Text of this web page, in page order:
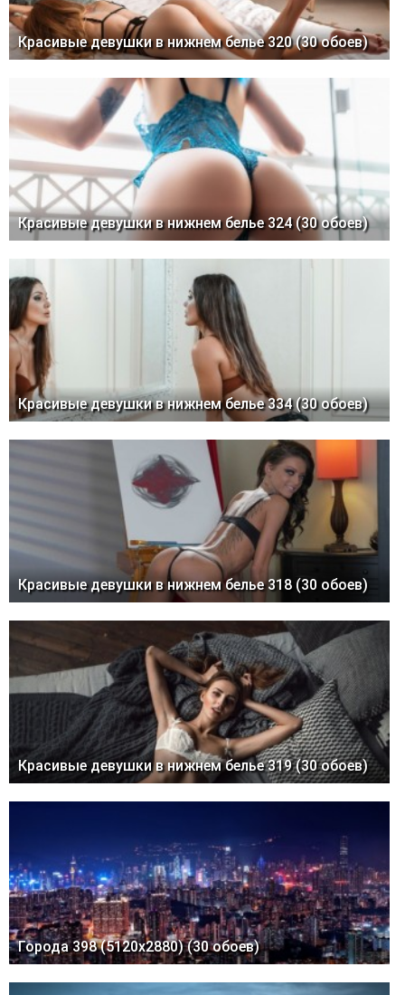
Красивые девушки в нижнем белье 320 (30 обоев)
Красивые девушки в нижнем белье 324 (30 обоев)
Красивые девушки в нижнем белье 334 (30 обоев)
Красивые девушки в нижнем белье 318 (30 обоев)
Красивые девушки в нижнем белье 319 (30 обоев)
Города 398 (5120x2880) (30 обоев)